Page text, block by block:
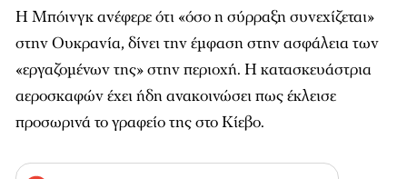
Η Μπόινγκ ανέφερε ότι «όσο η σύρραξη συνεχίζεται»
στην Ουκρανία, δίνει την έμφαση στην ασφάλεια των
«εργαζομένων της» στην περιοχή. Η κατασκευάστρια
αεροσκαφών έχει ήδη ανακοινώσει πως έκλεισε
προσωρινά το γραφείο της στο Κίεβο.